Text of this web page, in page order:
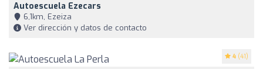
Autoescuela Ezecars
6,1km, Ezeiza
Ver dirección y datos de contacto
4 (41)